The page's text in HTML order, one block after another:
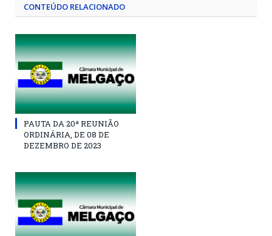
CONTEÚDO RELACIONADO
PAUTA DA 20ª REUNIÃO
ORDINÁRIA, DE 08 DE
DEZEMBRO DE 2023